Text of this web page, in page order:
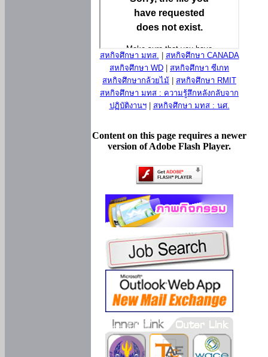
สหกิจศึกษา มทส.
สหกิจศึกษา CANADA
สหกิจศึกษา WD
สหกิจศึกษา ซีเกท
สหกิจศึกษากล้วยไม้
สหกิจศึกษา RMIT
สหกิจศึกษา มทส : ความรู้สึกหลังกลับจาก
ปฏิบัติงานฯ| สหกิจศึกษา มทส : นศ.
Content on this page requires a newer
version of Adobe Flash Player.